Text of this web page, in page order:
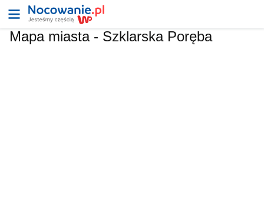
Mapa miasta - Szklarska Poręba